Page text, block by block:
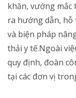
tại các đơn vị
Hồ sơ quản
Việc phân
thải;
Công tác tổ